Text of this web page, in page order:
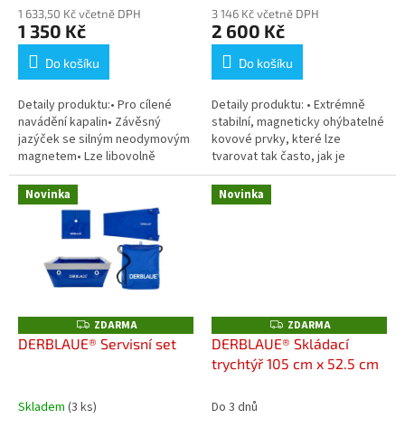
1 633,50 Kč včetně DPH
1 350 Kč
Do košíku
Detaily produktu:• Pro cílené
navádění kapalin• Závěsný
jazýček se silným neodymovým
magnetem• Lze libovolně
tvarovat pomocí magnetických
ohýbacích kovových prvků•
Šířka 30 cm...
3 146 Kč včetně DPH
2 600 Kč
Do košíku
Detaily produktu: • Extrémně
stabilní, magneticky ohýbatelné
kovové prvky, které lze
tvarovat tak často, jak je
potřeba• Objem 10 litrů• Odolná
vůči všem běžným kapalinám,...
Novinka
Z
D
A
ZDARMA
DERBLAUE® Servisní set
Skladem (3 ks)
Novinka
Z
D
A
R
ZDARMA
DERBLAUE® Skládací
trychtýř 105 cm x 52.5 cm
Do 3 dnů